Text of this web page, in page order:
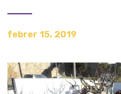
febrer 15, 2019